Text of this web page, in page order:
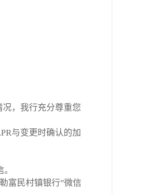
况，我行充分尊重您
与变更时确认的加
富民村镇银行”微信